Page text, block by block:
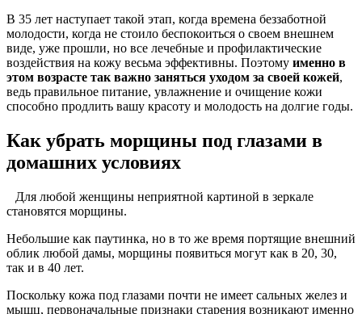
В 35 лет наступает такой этап, когда времена беззаботной
молодости, когда не стоило беспокоиться о своем внешнем
виде, уже прошли, но все лечебные и профилактические
воздействия на кожу весьма эффективны. Поэтому именно в
этом возрасте так важно заняться уходом за своей кожей,
ведь правильное питание, увлажнение и очищение кожи
способно продлить вашу красоту и молодость на долгие годы.
Как убрать морщины под глазами в
домашних условиях
Для любой женщины неприятной картиной в зеркале
становятся морщины.
Небольшие как паутинка, но в то же время портящие внешний
облик любой дамы, морщины появиться могут как в 20, 30,
так и в 40 лет.
Поскольку кожа под глазами почти не имеет сальных желез и
мышц, первоначальные признаки старения возникают именно